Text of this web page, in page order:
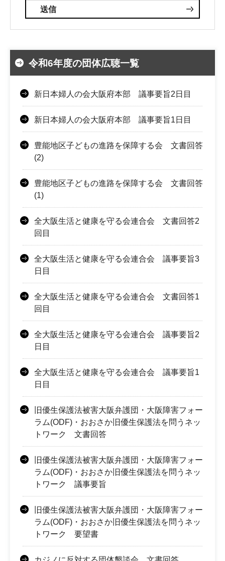
令和6年度の団体広聴一覧
新日本婦人の会大阪府本部 議事要旨2日目
新日本婦人の会大阪府本部 議事要旨1日目
豊能地区子どもの進路を保障する会 文書回答
(2)
豊能地区子どもの進路を保障する会 文書回答
(1)
全大阪生活と健康を守る会連合会 文書回答2
回目
全大阪生活と健康を守る会連合会 議事要旨3
日目
全大阪生活と健康を守る会連合会 文書回答1
回目
全大阪生活と健康を守る会連合会 議事要旨2
日目
全大阪生活と健康を守る会連合会 議事要旨1
日目
旧優生保護法被害大阪弁護団・大阪障害フォー
ラム(ODF)・おおさか旧優生保護法を問うネッ
トワーク 文書回答
旧優生保護法被害大阪弁護団・大阪障害フォー
ラム(ODF)・おおさか旧優生保護法を問うネッ
トワーク 議事要旨
旧優生保護法被害大阪弁護団・大阪障害フォー
ラム(ODF)・おおさか旧優生保護法を問うネッ
トワーク 要望書